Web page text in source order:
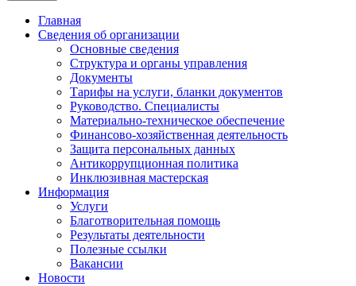
Главная
Сведения об организации
Основные сведения
Структура и органы управления
Документы
Тарифы на услуги, бланки документов
Руководство. Специалисты
Материально-техническое обеспечение
Финансово-хозяйственная деятельность
Защита персональных данных
Антикоррупционная политика
Инклюзивная мастерская
Информация
Услуги
Благотворительная помощь
Результаты деятельности
Полезные ссылки
Вакансии
Новости